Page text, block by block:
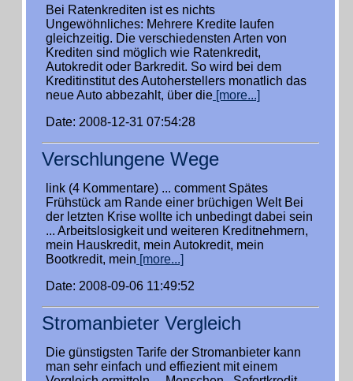
Bei Ratenkrediten ist es nichts
Ungewöhnliches: Mehrere Kredite laufen
gleichzeitig. Die verschiedensten Arten von
Krediten sind möglich wie Ratenkredit,
Autokredit oder Barkredit. So wird bei dem
Kreditinstitut des Autoherstellers monatlich das
neue Auto abbezahlt, über die [more...]
Date: 2008-12-31 07:54:28
Verschlungene Wege
link (4 Kommentare) ... comment Spätes
Frühstück am Rande einer brüchigen Welt Bei
der letzten Krise wollte ich unbedingt dabei sein
... Arbeitslosigkeit und weiteren Kreditnehmern,
mein Hauskredit, mein Autokredit, mein
Bootkredit, mein [more...]
Date: 2008-09-06 11:49:52
Stromanbieter Vergleich
Die günstigsten Tarife der Stromanbieter kann
man sehr einfach und effiezient mit einem